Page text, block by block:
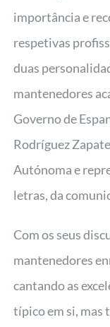
importância e
respetivas
duas
mantenedores
Governo de
Rodríguez
Autónoma e
letras, da
Com os seus
mantenedores
cantando as
típico em si, mas